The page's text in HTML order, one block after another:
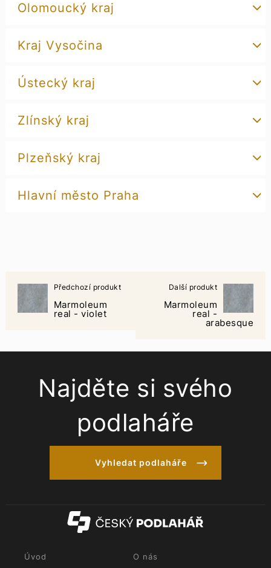
Olomoucký kraj
Kraj Vysočina
Ústecký kraj
Zlínský kraj
Plzeňský kraj
Hlavní město Praha
Předchozí produkt
Marmoleum
real - violet
Další produkt
Marmoleum
real -
arabesque
Najděte si svého
podlaháře
Vyhledat podlaháře
Úvod O nás